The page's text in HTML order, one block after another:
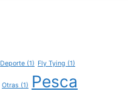
Deporte (1) Fly Tying (1)
Otras (1)
Pesca